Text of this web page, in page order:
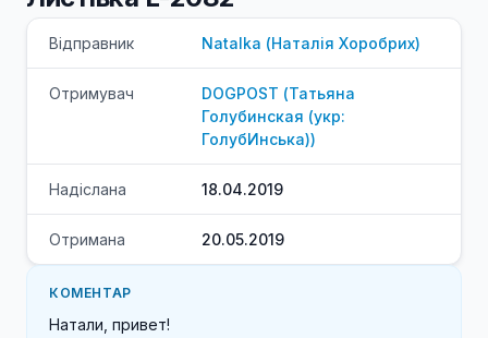
Відправник Natalka (Наталія Хоробрих)
Отримувач DOGPOST (Татьяна
Голубинская (укр:
ГолубИнська))
Надіслана 18.04.2019
Отримана 20.05.2019
КОМЕНТАР
Натали, привет!